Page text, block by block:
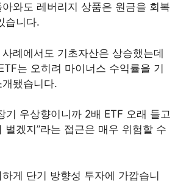
와도 레버리지 상품은 원금을 회복
습니다.
례에서도 기초자산은 상승했는데
는 오히려 마이너스 수익률을 기
됐습니다.
기 우상향이니까 2배 ETF 오래 들고
벌겠지”라는 접근은 매우 위험할 수
게 단기 방향성 투자에 가깝습니